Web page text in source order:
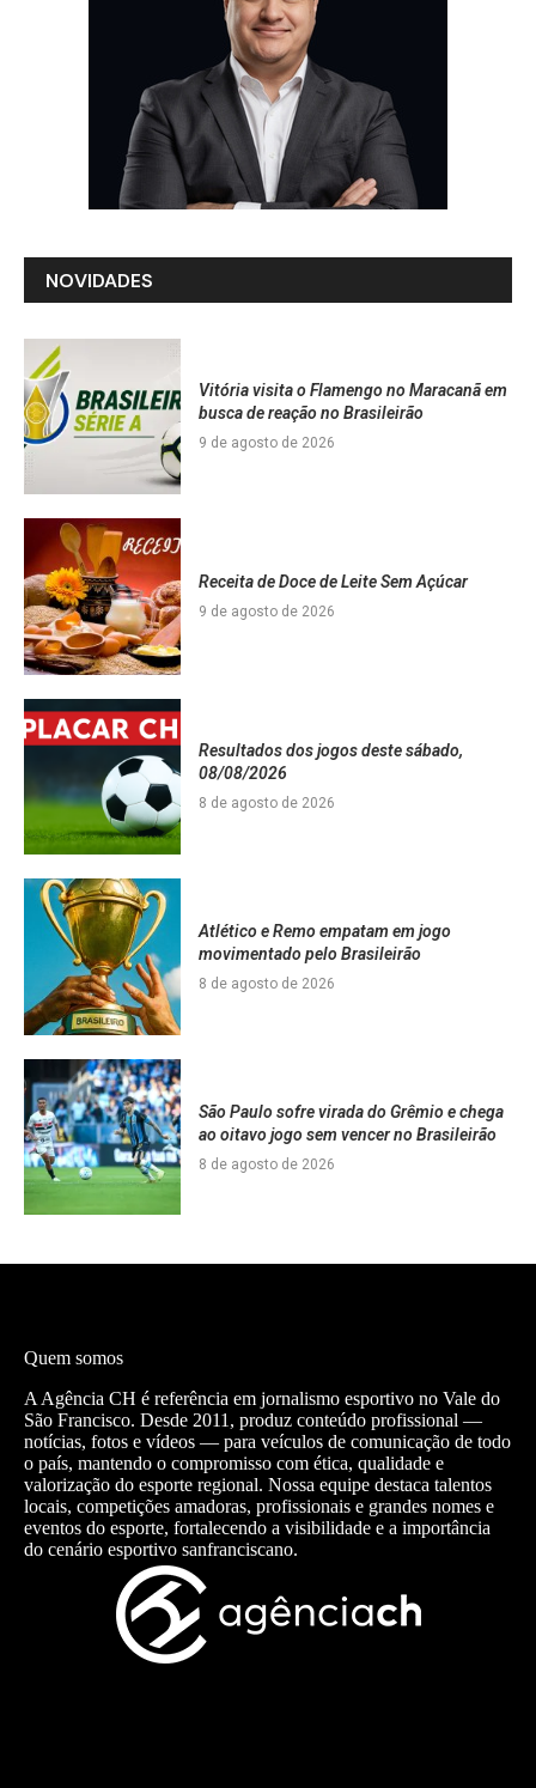
NOVIDADES
Vitória visita o Flamengo no Maracanã em
busca de reação no Brasileirão
9 de agosto de 2026
Receita de Doce de Leite Sem Açúcar
9 de agosto de 2026
Resultados dos jogos deste sábado,
08/08/2026
8 de agosto de 2026
Atlético e Remo empatam em jogo
movimentado pelo Brasileirão
8 de agosto de 2026
São Paulo sofre virada do Grêmio e chega
ao oitavo jogo sem vencer no Brasileirão
8 de agosto de 2026
Quem somos
A Agência CH é referência em jornalismo esportivo no Vale do
São Francisco. Desde 2011, produz conteúdo profissional —
notícias, fotos e vídeos — para veículos de comunicação de todo
o país, mantendo o compromisso com ética, qualidade e
valorização do esporte regional. Nossa equipe destaca talentos
locais, competições amadoras, profissionais e grandes nomes e
eventos do esporte, fortalecendo a visibilidade e a importância
do cenário esportivo sanfranciscano.